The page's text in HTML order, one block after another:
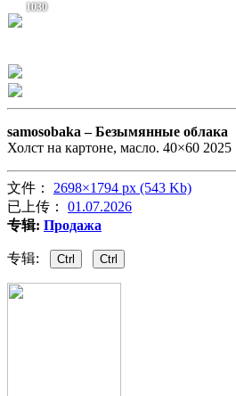
1030
samosobaka –Безымянные облака
Холст на картоне, масло. 40×60 2025
文件： 2698×1794 px (543 Kb)
已上传： 01.07.2026
专辑: Продажа
专辑: Ctrl Ctrl